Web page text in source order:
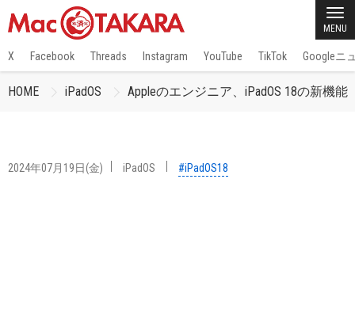
MENU
X Facebook Threads Instagram YouTube TikTok Googleニ
HOME iPadOS Appleのエンジニア、iPadOS 18の新機
2024年07月19日(金) iPadOS #iPadOS18